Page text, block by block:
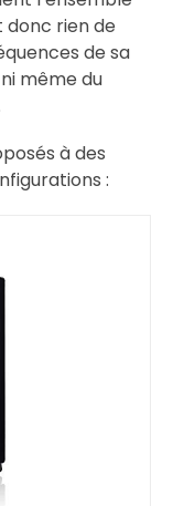
donc rien de
de sa
ni même du
à des
: